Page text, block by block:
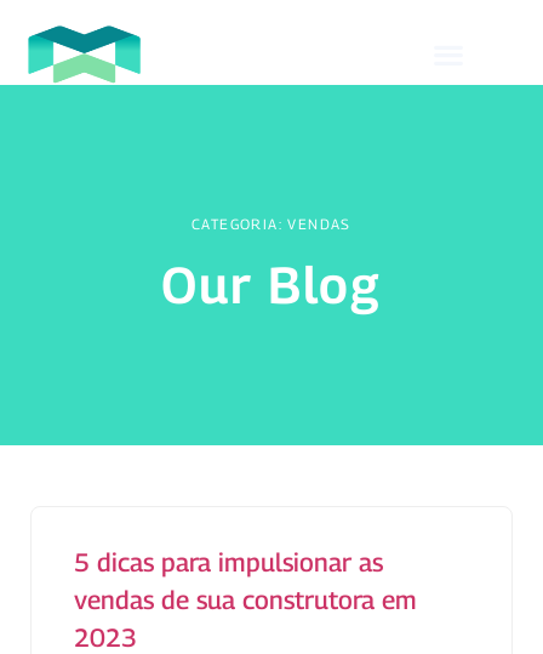
CATEGORIA: VENDAS
Our Blog
5 dicas para impulsionar as
vendas de sua construtora em
2023